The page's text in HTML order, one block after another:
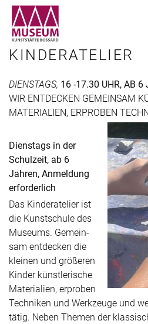
KINDERATELIER
DIENSTAGS, 16 -17.30 UHR, AB 6
WIR ENTDECKEN GEMEINSAM
MATERIALIEN, ERPROBEN
Dienstags in der
Schulzeit, ab 6
Jahren, Anmeldung
erforderlich
Das Kinderatelier ist
die Kunstschule des
Museums. Gemein­
sam entdecken die
kleinen und größeren
Kinder künstlerische
Materialien, erproben
Techniken und Werkzeuge und
tätig. Neben Themen der